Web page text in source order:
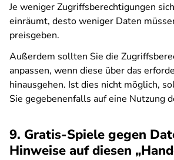
Je weniger Zugriffsberechtigungen
einräumt, desto weniger Daten
preisgeben.
Außerdem sollten Sie die
anpassen, wenn diese über das
hinausgehen. Ist dies nicht möglich,
Sie gegebenenfalls auf eine Nutzung
9. Gratis-Spiele gegen
Hinweise auf diesen